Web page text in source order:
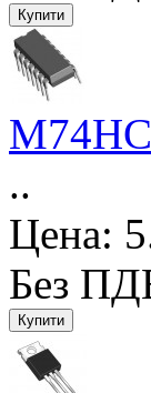
..
Цена:
Без